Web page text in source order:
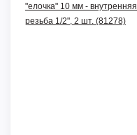
"елочка" 10 мм - внутренняя
резьба 1/2", 2 шт. (81278)